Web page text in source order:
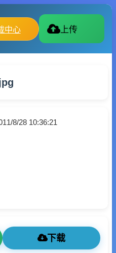
中心 上传
8/28 10:36:21
下载